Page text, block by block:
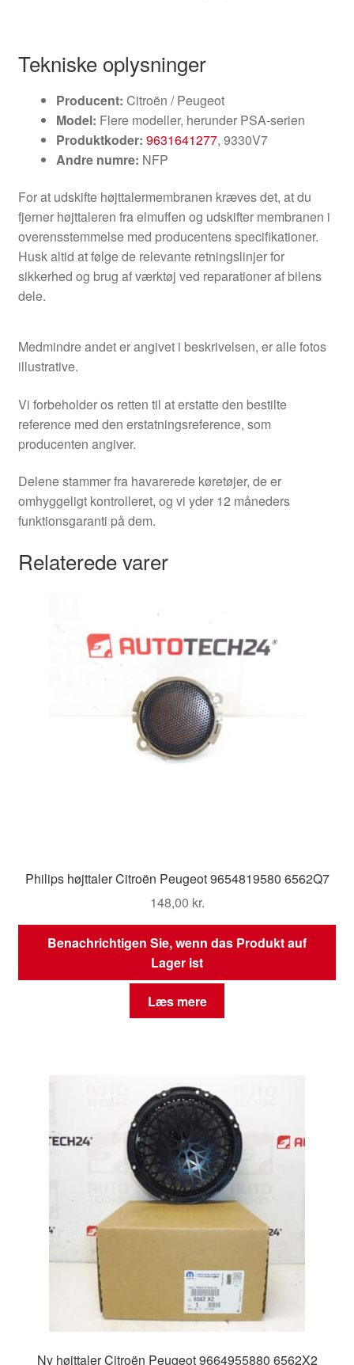
Tekniske oplysninger
Producent: Citroën / Peugeot
Model: Flere modeller, herunder PSA-serien
Produktkoder: 9631641277, 9330V7
Andre numre: NFP
For at udskifte højttalermembranen kræves det, at du
fjerner højttaleren fra elmuffen og udskifter membranen i
overensstemmelse med producentens specifikationer.
Husk altid at følge de relevante retningslinjer for
sikkerhed og brug af værktøj ved reparationer af bilens
dele.
Medmindre andet er angivet i beskrivelsen, er alle fotos
illustrative.
Vi forbeholder os retten til at erstatte den bestilte
reference med den erstatningsreference, som
producenten angiver.
Delene stammer fra havarerede køretøjer, de er
omhyggeligt kontrolleret, og vi yder 12 måneders
funktionsgaranti på dem.
Relaterede varer
Philips højttaler Citroën Peugeot 9654819580 6562Q7
148,00 kr.
Benachrichtigen Sie, wenn das Produkt auf
Lager ist
Læs mere
Ny højttaler Citroën Peugeot 9664955880 6562X2